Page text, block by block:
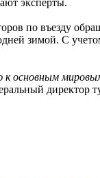
по въезду
зимой. С
основным
директор